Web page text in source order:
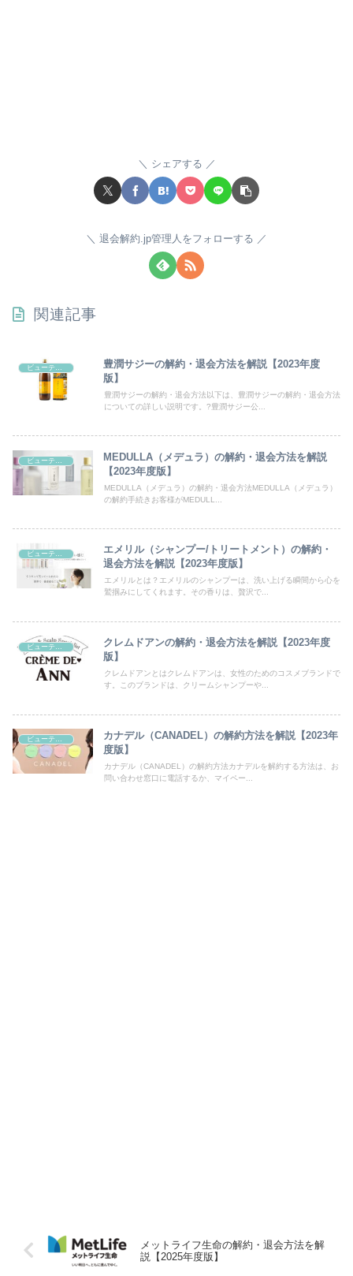
シェアする
退会解約.jp管理人をフォローする
関連記事
豊潤サジーの解約・退会方法を解説【2023年度
版】
豊潤サジーの解約・退会方法以下は、豊潤サジーの解約・退会方法
についての詳しい説明です。?豊潤サジー公...
MEDULLA（メデュラ）の解約・退会方法を解説
【2023年度版】
MEDULLA（メデュラ）の解約・退会方法MEDULLA（メデュラ）
の解約手続きお客様がMEDULL...
エメリル（シャンプー/トリートメント）の解約・
退会方法を解説【2023年度版】
エメリルとは？エメリルのシャンプーは、洗い上げる瞬間から心を
鷲掴みにしてくれます。その香りは、贅沢で...
クレムドアンの解約・退会方法を解説【2023年度
版】
クレムドアンとはクレムドアンは、女性のためのコスメブランドで
す。このブランドは、クリームシャンプーや...
ビューティー/ヘルス/通販
カナデル（CANADEL）の解約方法を解説【2023年
度版】
カナデル（CANADEL）の解約方法カナデルを解約する方法は、お
問い合わせ窓口に電話するか、マイペー...
メットライフ生命の解約・退会方法を解
説【2025年度版】